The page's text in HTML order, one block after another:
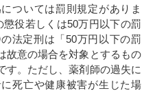
ついては罰則規定がありま
役若しくは50万円以下の罰
法定刑は「50万円以下の罰
故意の場合を対象とするもの
す。ただし、薬剤師の過失に
死亡や健康被害が生じた場